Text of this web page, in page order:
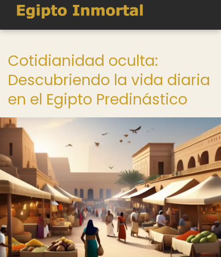
Cotidianidad oculta:
Descubriendo la vida diaria
en el Egipto Predinástico